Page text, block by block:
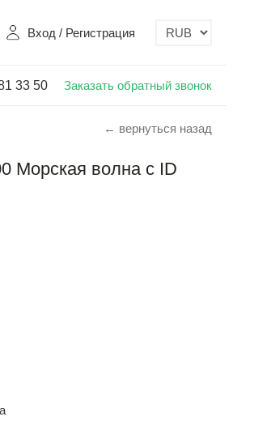
Вход / Регистрация
33 50 Заказать обратный звонок
← вернуться назад
Морская волна с ID